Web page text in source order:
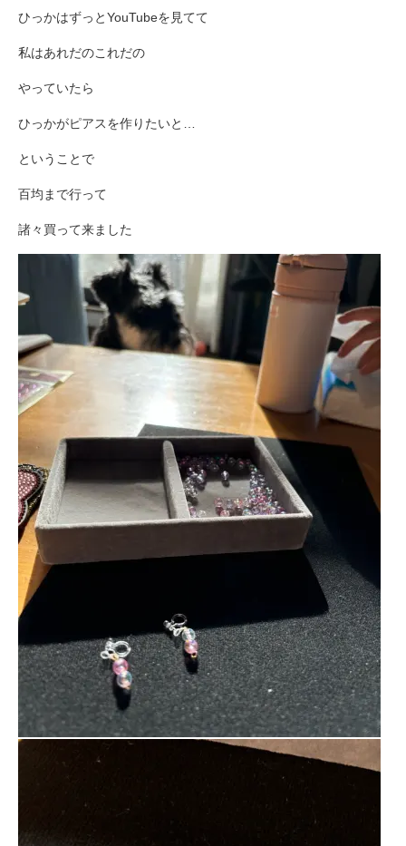
ひっかはずっとYouTubeを見てて
私はあれだのこれだの
やっていたら
ひっかがピアスを作りたいと
ということで
百均まで行って
諸々買って来ました